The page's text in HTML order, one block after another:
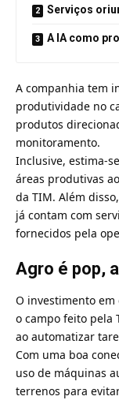
Serviços
A IA como
A companhia tem
produtividade no
produtos
monitoramento.
Inclusive, estima-
áreas produtivas
da TIM. Além
já contam com
fornecidos pela
Agro é pop,
O investimento
o campo feito pela
ao automatizar
Com uma boa
uso de máquinas
terrenos para